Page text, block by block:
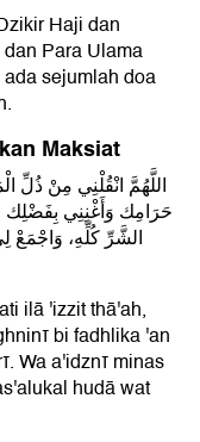
Haji dan
Para Ulama
sejumlah doa
Maksiat
اللَّهُمَّ انْقُلْنِي مِنْ ذُلِّ
حَرَامِك وَأَغْنِنِي
الشَّرِّ كُلِّهِ، وَاجْمَعْ
ilā 'izzit thā'ah,
bi fadhlika 'an
Wa a'idznī minas
hudā wat